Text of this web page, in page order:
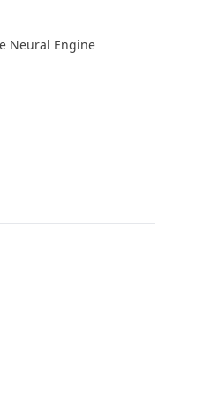
Neural Engine